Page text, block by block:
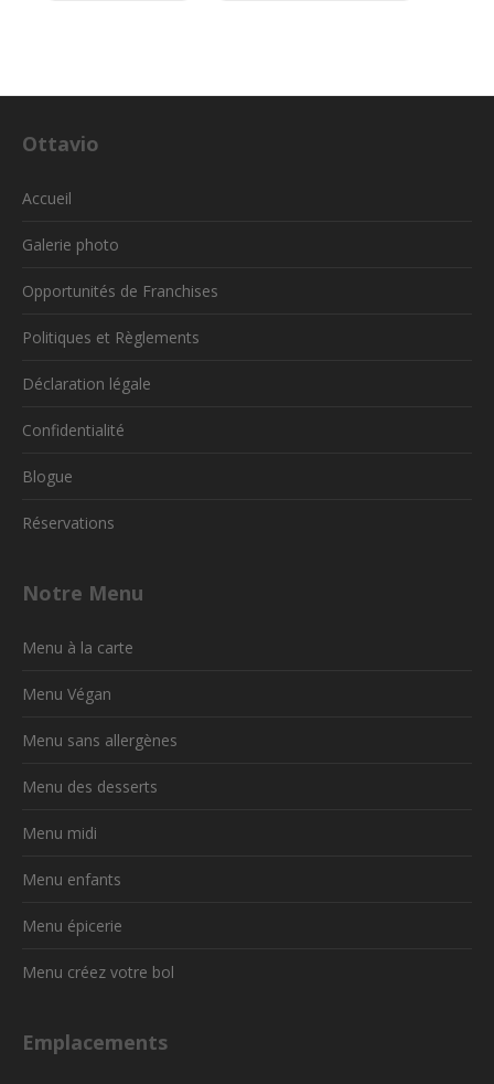
Ottavio
Accueil
Galerie photo
Opportunités de Franchises
Politiques et Règlements
Déclaration légale
Confidentialité
Blogue
Réservations
Notre Menu
Menu à la carte
Menu Végan
Menu sans allergènes
Menu des desserts
Menu midi
Menu enfants
Menu épicerie
Menu créez votre bol
Emplacements